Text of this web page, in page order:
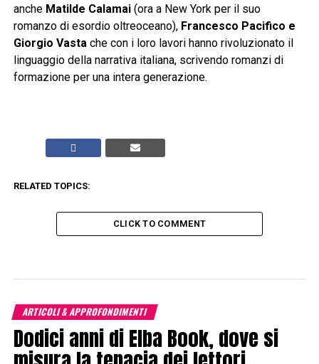
anche Matilde Calamai(ora a New York per il suo
romanzo di esordio oltreoceano), Francesco Pacifico e
Giorgio Vastache con i loro lavori hanno rivoluzionato il
linguaggio della narrativa italiana, scrivendo romanzi di
formazione per una intera generazione.
RELATED TOPICS:
CLICK TO COMMENT
ARTICOLI & APPROFONDIMENTI
Dodici anni di Elba Book, dove si